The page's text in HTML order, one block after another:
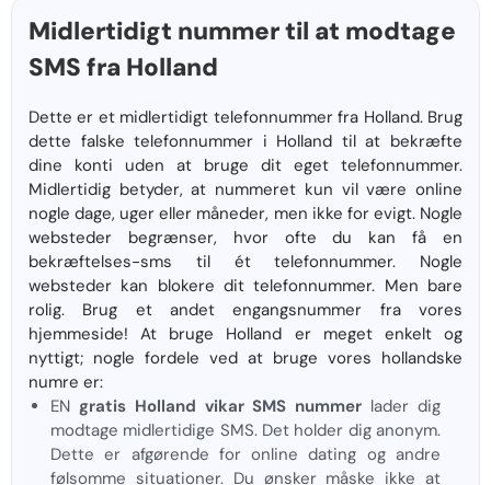
Midlertidigt nummer til at modtage
SMS fra Holland
Dette er et midlertidigt telefonnummer fra Holland. Brug
dette falske telefonnummer i Holland til at bekræfte
dine konti uden at bruge dit eget telefonnummer.
Midlertidig betyder, at nummeret kun vil være online
nogle dage, uger eller måneder, men ikke for evigt. Nogle
websteder begrænser, hvor ofte du kan få en
bekræftelses-sms til ét telefonnummer. Nogle
websteder kan blokere dit telefonnummer. Men bare
rolig. Brug et andet engangsnummer fra vores
hjemmeside! At bruge Holland er meget enkelt og
nyttigt; nogle fordele ved at bruge vores hollandske
numre er:
EN gratis Holland vikar SMS nummer lader dig
modtage midlertidige SMS. Det holder dig anonym.
Dette er afgørende for online dating og andre
følsomme situationer. Du ønsker måske ikke at